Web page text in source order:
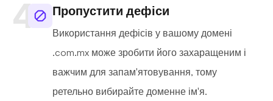
Пропустити дефіси
Використання дефісів у вашому домені
.com.mx може зробити його захаращеним і
важчим для запам'ятовування, тому
ретельно вибирайте доменне ім'я.